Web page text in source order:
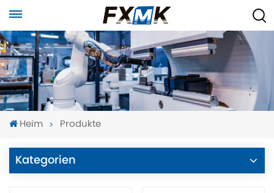
Heim Produkte
Kategorien